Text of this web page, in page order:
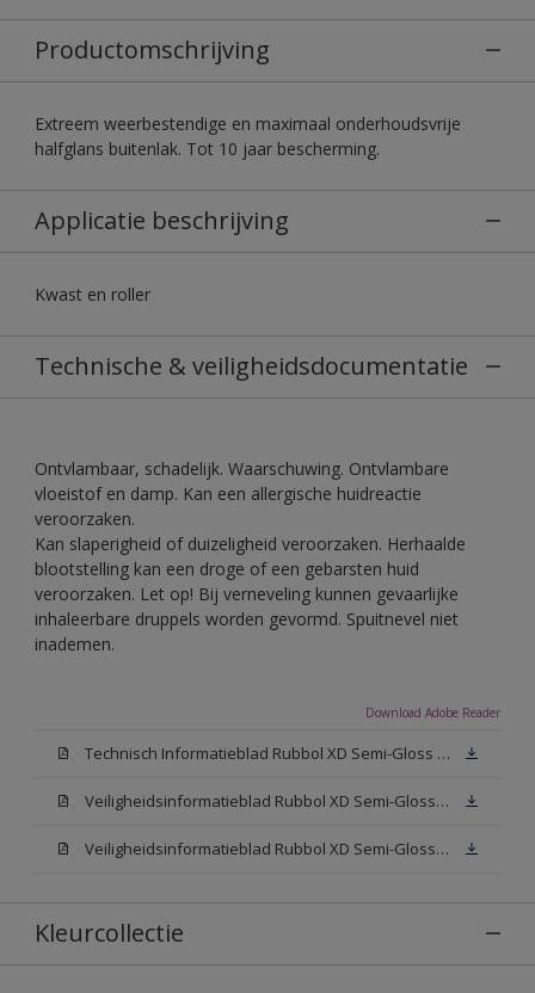
Productomschrijving
Extreem weerbestendige en maximaal onderhoudsvrije
halfglans buitenlak. Tot 10 jaar bescherming.
Applicatie beschrijving
Kwast en roller
Technische & veiligheidsdocumentatie
Ontvlambaar, schadelijk. Waarschuwing. Ontvlambare
vloeistof en damp. Kan een allergische huidreactie
veroorzaken.
Kan slaperigheid of duizeligheid veroorzaken. Herhaalde
blootstelling kan een droge of een gebarsten huid
veroorzaken. Let op! Bij verneveling kunnen gevaarlijke
inhaleerbare druppels worden gevormd. Spuitnevel niet
inademen.
Download Adobe Reader
Technisch Informatieblad Rubbol XD Semi-Gloss (PDF)
Veiligheidsinformatieblad Rubbol XD Semi-Gloss White W05 (MSDS)
Veiligheidsinformatieblad Rubbol XD Semi-Gloss N00 (MSDS)
Kleurcollectie